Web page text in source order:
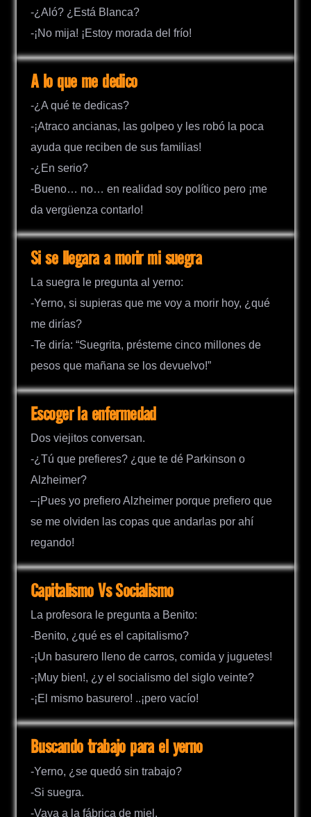
-¿Aló? ¿Está Blanca?
-¡No mija! ¡Estoy morada del frío!
A lo que me dedico
-¿A qué te dedicas?
-¡Atraco ancianas, las golpeo y les robó la poca
ayuda que reciben de sus familias!
-¿En serio?
-Bueno… no… en realidad soy político pero ¡me
da vergüenza contarlo!
Si se llegara a morir mi suegra
La suegra le pregunta al yerno:
-Yerno, si supieras que me voy a morir hoy, ¿qué
me dirías?
-Te diría: “Suegrita, présteme cinco millones de
pesos que mañana se los devuelvo!”
Escoger la enfermedad
Dos viejitos conversan.
-¿Tú que prefieres? ¿que te dé Parkinson o
Alzheimer?
–¡Pues yo prefiero Alzheimer porque prefiero que
se me olviden las copas que andarlas por ahí
regando!
Capitalismo Vs Socialismo
La profesora le pregunta a Benito:
-Benito, ¿qué es el capitalismo?
-¡Un basurero lleno de carros, comida y juguetes!
-¡Muy bien!, ¿y el socialismo del siglo veinte?
-¡El mismo basurero! ..¡pero vacío!
Buscando trabajo para el yerno
-Yerno, ¿se quedó sin trabajo?
-Si suegra.
-Vaya a la fábrica de miel.